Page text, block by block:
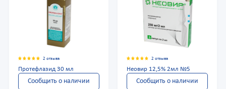
2 отзыва
Протефлазид 30 мл
Сообщить о наличии
2 отзыва
Неовир 12,5% 2мл №5
Сообщить о наличии